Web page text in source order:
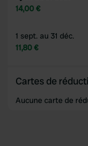
14,00 €
1 sept. au 31 déc.
11,80 €
Cartes de
Aucune carte de